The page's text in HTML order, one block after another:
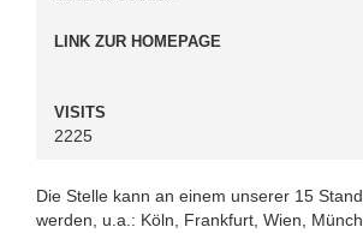
LINK ZUR HOMEPAGE
VISITS
2225
Die Stelle kann an einem unserer 15
werden, u.a.: Köln, Frankfurt, Wien,